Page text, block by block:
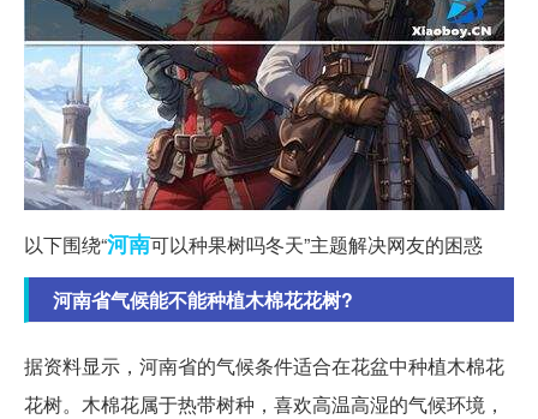
以下围绕“河南可以种果树吗冬天”主题解决网友的困惑
河南省气候能不能种植木棉花花树?
据资料显示，河南省的气候条件适合在花盆中种植木棉花
花树。木棉花属于热带树种，喜欢高温高湿的气候环境，